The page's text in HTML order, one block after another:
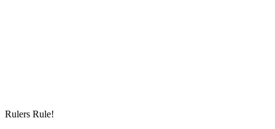
Rulers Rule!